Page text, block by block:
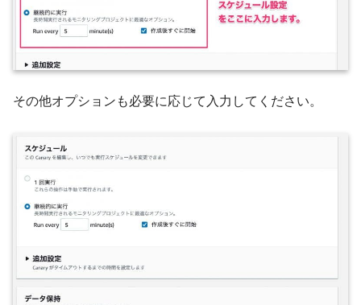
その他オプションも必要に応じて入力してください。